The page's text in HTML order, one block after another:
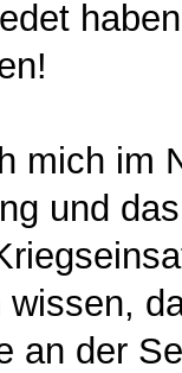
mich im
und
an der